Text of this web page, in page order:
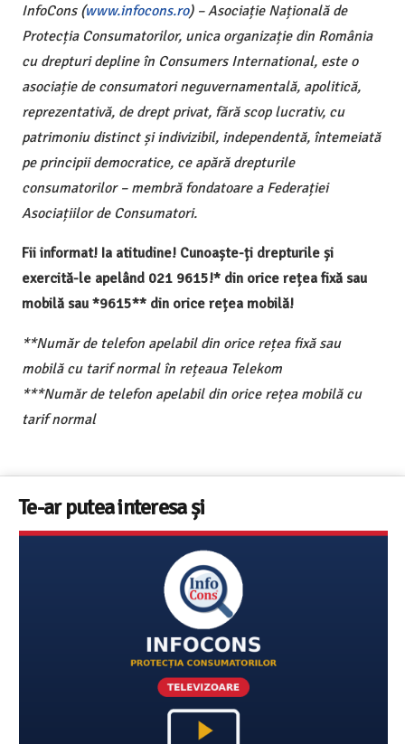
InfoCons (www.infocons.ro) – Asociație Națională de
Protecția Consumatorilor, unica organizație din România
cu drepturi depline în Consumers International, este o
asociație de consumatori neguvernamentală, apolitică,
reprezentativă, de drept privat, fără scop lucrativ, cu
patrimoniu distinct și indivizibil, independentă, întemeiată
pe principii democratice, ce apără drepturile
consumatorilor – membră fondatoare a Federației
Asociațiilor de Consumatori.
Fii informat! Ia atitudine! Cunoaște-ți drepturile și
exercită-le apelând 021 9615!* din orice rețea fixă sau
mobilă sau *9615** din orice rețea mobilă!
**Număr de telefon apelabil din orice rețea fixă sau
mobilă cu tarif normal în rețeaua Telekom
***Număr de telefon apelabil din orice rețea mobilă cu
tarif normal
Te-ar putea interesa și